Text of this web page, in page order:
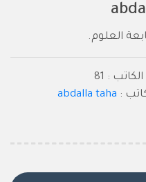
العلوم.
: 81
:
abdalla taha